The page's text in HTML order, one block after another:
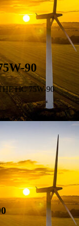
90
75W-90